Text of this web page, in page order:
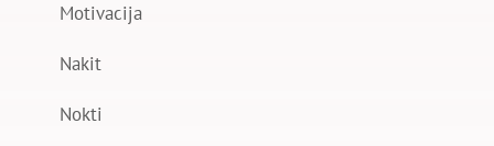
Motivacija
Nakit
Nokti